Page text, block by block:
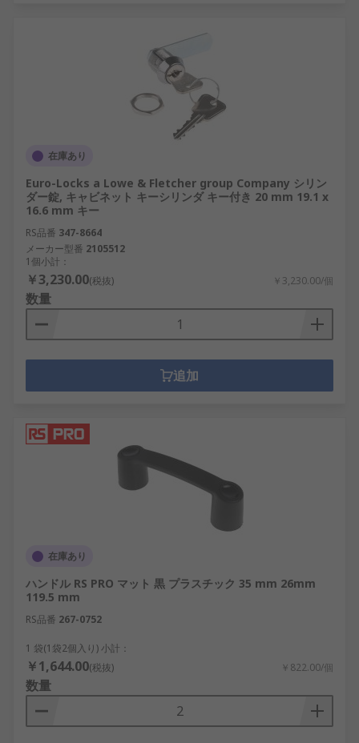
在庫あり
Euro-Locks a Lowe & Fletcher group Company シリン
ダー錠, キャビネット キーシリンダ キー付き 20 mm 19.1 x
16.6 mm キー
RS品番 347-8664
メーカー型番 2105512
1個小計：
￥3,230.00(税抜) ￥3,230.00/個
数量
追加
在庫あり
ハンドル RS PRO マット 黒 プラスチック 35 mm 26mm
119.5 mm
RS品番 267-0752
1 袋(1袋2個入り) 小計：
￥1,644.00(税抜) ￥822.00/個
数量